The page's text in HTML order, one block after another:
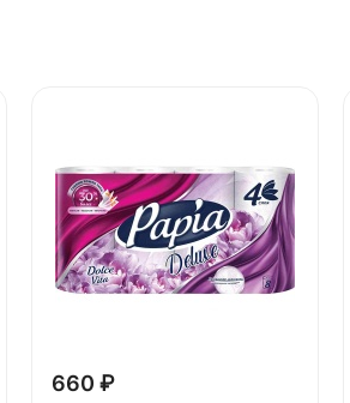
660 ₽